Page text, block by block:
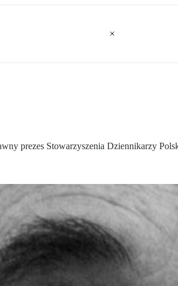
prezes Stowarzyszenia Dziennikarzy